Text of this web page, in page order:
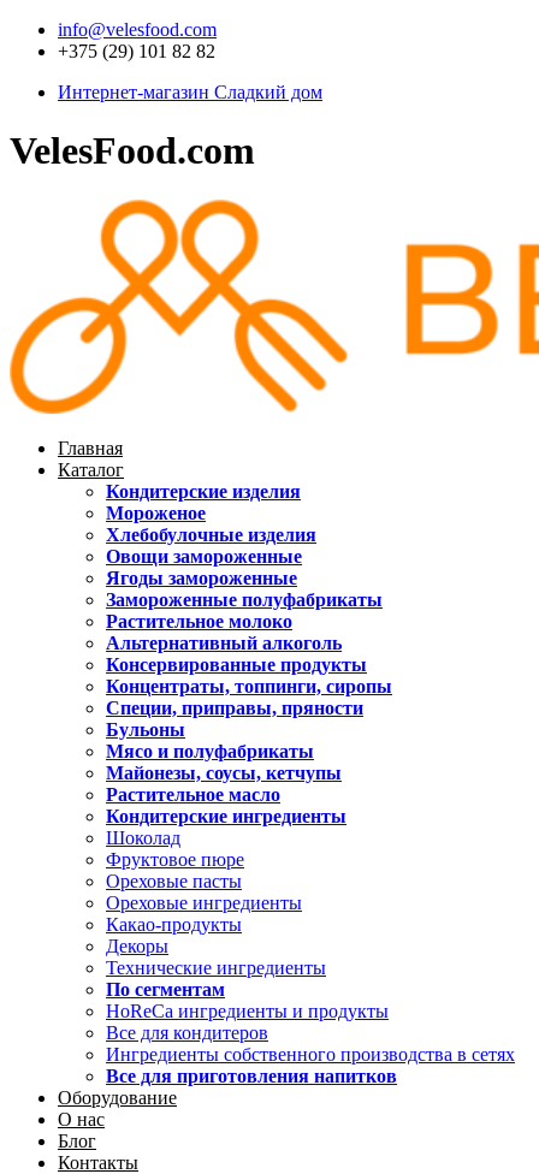
info@velesfood.com
+375 (29) 101 82 82
Интернет-магазин Сладкий дом
VelesFood.com
Главная
Каталог
Кондитерские изделия
Мороженое
Хлебобулочные изделия
Овощи замороженные
Ягоды замороженные
Замороженные полуфабрикаты
Растительное молоко
Альтернативный алкоголь
Консервированные продукты
Концентраты, топпинги, сиропы
Специи, приправы, пряности
Бульоны
Мясо и полуфабрикаты
Майонезы, соусы, кетчупы
Растительное масло
Кондитерские ингредиенты
Шоколад
Фруктовое пюре
Ореховые пасты
Ореховые ингредиенты
Какао-продукты
Декоры
Технические ингредиенты
По сегментам
HoReCa ингредиенты и продукты
Все для кондитеров
Ингредиенты собственного производства в сетях
Все для приготовления напитков
Оборудование
О нас
Блог
Контакты